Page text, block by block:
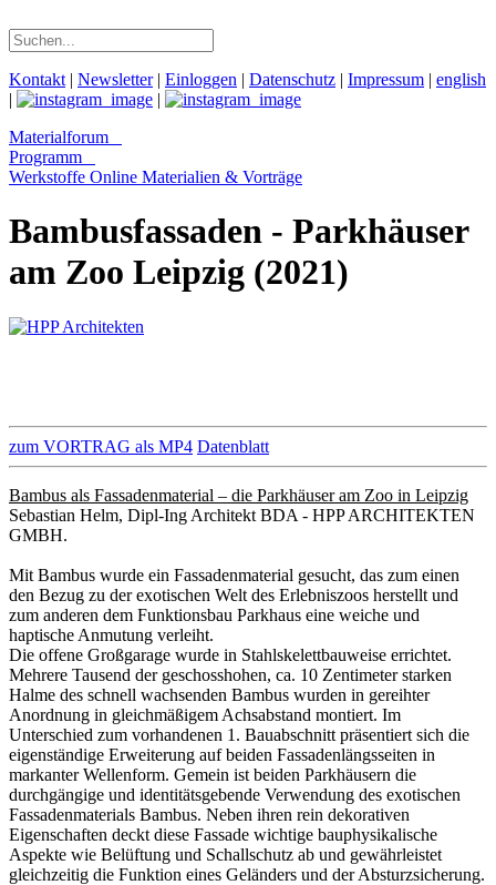
Kontakt | Newsletter| Einloggen | Datenschutz | Impressum | english
|
|
Materialforum
Programm
Werkstoffe Online Materialien & Vorträge
Bambusfassaden - Parkhäuser
am Zoo Leipzig (2021)
zum VORTRAG als MP4 Datenblatt
Bambus als Fassadenmaterial – die Parkhäuser am Zoo in Leipzig
Sebastian Helm, Dipl-Ing Architekt BDA - HPP ARCHITEKTEN
GMBH.
Mit Bambus wurde ein Fassadenmaterial gesucht, das zum einen
den Bezug zu der exotischen Welt des Erlebniszoos herstellt und
zum anderen dem Funktionsbau Parkhaus eine weiche und
haptische Anmutung verleiht.
Die offene Großgarage wurde in Stahlskelettbauweise errichtet.
Mehrere Tausend der geschosshohen, ca. 10 Zentimeter starken
Halme des schnell wachsenden Bambus wurden in gereihter
Anordnung in gleichmäßigem Achsabstand montiert. Im
Unterschied zum vorhandenen 1. Bauabschnitt präsentiert sich die
eigenständige Erweiterung auf beiden Fassadenlängsseiten in
markanter Wellenform. Gemein ist beiden Parkhäusern die
durchgängige und identitätsgebende Verwendung des exotischen
Fassadenmaterials Bambus. Neben ihren rein dekorativen
Eigenschaften deckt diese Fassade wichtige bauphysikalische
Aspekte wie Belüftung und Schallschutz ab und gewährleistet
gleichzeitig die Funktion eines Geländers und der Absturzsicherung.